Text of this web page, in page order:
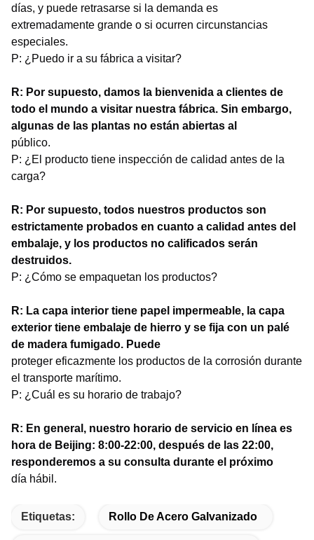
días, y puede retrasarse si la demanda es
extremadamente grande o si ocurren circunstancias
especiales.
P: ¿Puedo ir a su fábrica a visitar?
R: Por supuesto, damos la bienvenida a clientes de
todo el mundo a visitar nuestra fábrica. Sin embargo,
algunas de las plantas no están abiertas al
público.
P: ¿El producto tiene inspección de calidad antes de la
carga?
R: Por supuesto, todos nuestros productos son
estrictamente probados en cuanto a calidad antes del
embalaje, y los productos no calificados serán
destruidos.
P: ¿Cómo se empaquetan los productos?
R: La capa interior tiene papel impermeable, la capa
exterior tiene embalaje de hierro y se fija con un palé
de madera fumigado. Puede
proteger eficazmente los productos de la corrosión durante
el transporte marítimo.
P: ¿Cuál es su horario de trabajo?
R: En general, nuestro horario de servicio en línea es
hora de Beijing: 8:00-22:00, después de las 22:00,
responderemos a su consulta durante el próximo
día hábil.
Etiquetas: Rollo De Acero Galvanizado